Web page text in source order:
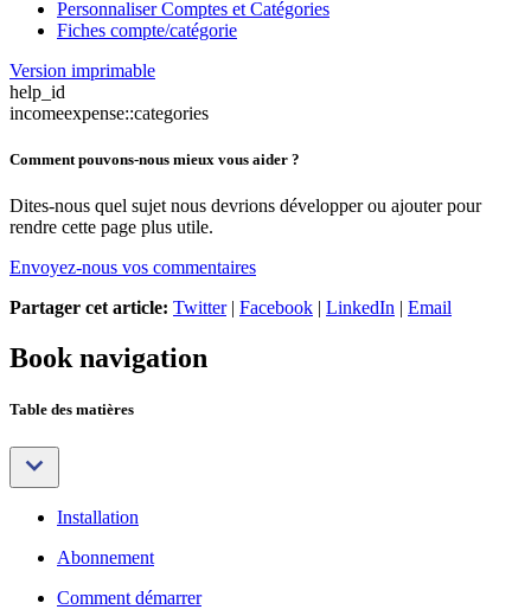
Personnaliser Comptes et Catégories
Fiches compte/catégorie
Version imprimable
help_id
incomeexpense::categories
Comment pouvons-nous mieux vous aider ?
Dites-nous quel sujet nous devrions développer ou ajouter pour
rendre cette page plus utile.
Envoyez-nous vos commentaires
Partager cet article: Twitter| Facebook | LinkedIn | Email
Book navigation
Table des matières
Installation
Abonnement
Comment démarrer